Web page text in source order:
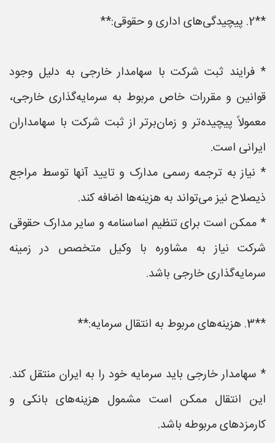
**2. پیچیدگی‌های اداری و حقوقی:**
* فرایند ثبت شرکت با سهامدار خارجی به دلیل وجود
قوانین و مقررات خاص مربوط به سرمایه‌گذاری خارجی،
معمولاً پیچیده‌تر و زمان‌برتر از ثبت شرکت با سهامداران
ایرانی است.
* نیاز به ترجمه رسمی مدارک و تایید آنها توسط مراجع
ذیصلاح نیز می‌تواند به هزینه‌ها اضافه کند.
* ممکن است برای تنظیم اساسنامه و سایر مدارک حقوقی
شرکت نیاز به مشاوره با وکیل متخصص در زمینه
سرمایه‌گذاری خارجی باشد.
**3. هزینه‌های مربوط به انتقال سرمایه:**
* سهامدار خارجی باید سرمایه خود را به ایران منتقل کند.
این انتقال ممکن است مشمول هزینه‌های بانکی و
کارمزدهای مربوطه باشد.